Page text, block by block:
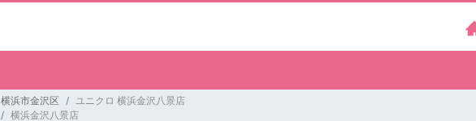
横浜市金沢区
ユニクロ 横浜金沢八景店
横浜金沢八景店